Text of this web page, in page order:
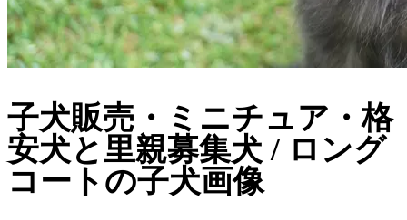
子犬販売・ミニチュア・格
安犬と里親募集犬 / ロング
コートの子犬画像